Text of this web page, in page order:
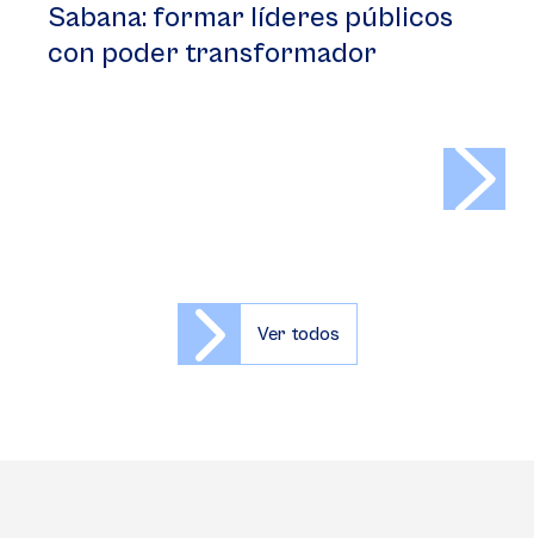
Sabana: formar líderes públicos
con poder transformador
Ver todos